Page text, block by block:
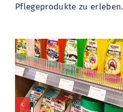
Pflegeprodukte zu erleben.